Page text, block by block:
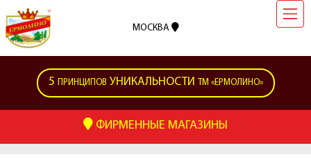
МОСКВА
5 ПРИНЦИПОВ УНИКАЛЬНОСТИ ТМ «ЕРМОЛИНО»
ФИРМЕННЫЕ МАГАЗИНЫ